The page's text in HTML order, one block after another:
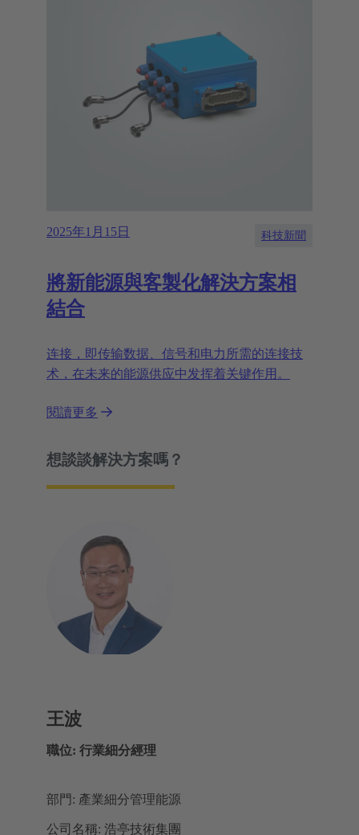
2025年1月15日 科技新聞
將新能源與客製化解決方案相
結合
连接，即传输数据、信号和电力所需的连接技
术，在未来的能源供应中发挥着关键作用。
閱讀更多
想談談解決方案嗎？
王波
職位: 行業細分經理
部門: 產業細分管理能源
公司名稱: 浩亭技術集團